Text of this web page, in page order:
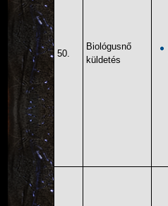
50.
Biológusnő
küldetés